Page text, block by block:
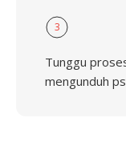
3
Tunggu
mengunduh